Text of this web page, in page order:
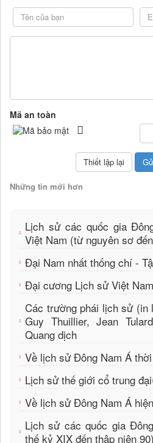
Mã an toàn
Những tin mới hơn
Lịch sử các quốc gia
Việt Nam (từ nguyên sơ
Đại Nam nhất thống chí -
Đại cương Lịch sử Việt
Các trường phái lịch sử (in
Guy Thuillier, Jean
Quang dịch
Về lịch sử Đông Nam Á
Lịch sử thế giới cổ trung đại
Về lịch sử Đông Nam Á
Lịch sử các quốc gia
thế kỷ XIX đến thập niên 90)